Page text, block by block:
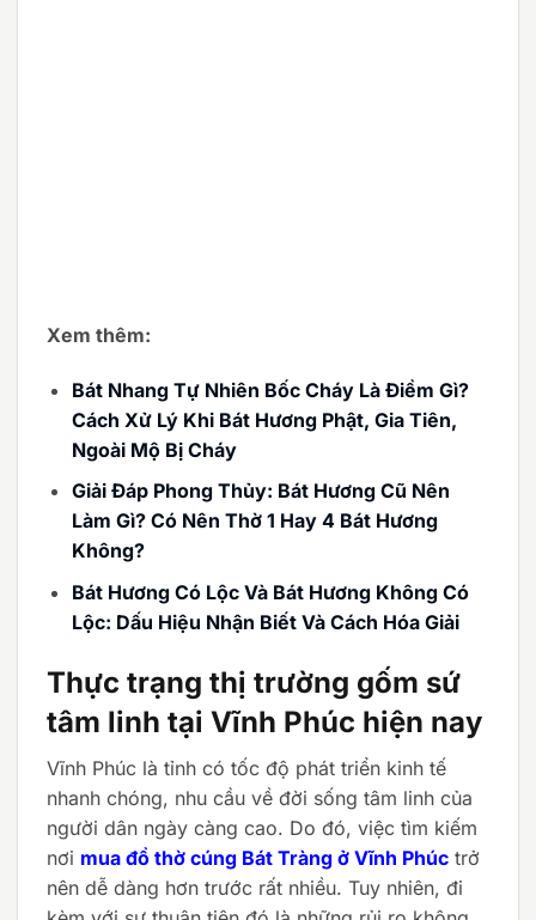
Xem thêm:
Bát Nhang Tự Nhiên Bốc Cháy Là Điềm Gì?
Cách Xử Lý Khi Bát Hương Phật, Gia Tiên,
Ngoài Mộ Bị Cháy
Giải Đáp Phong Thủy: Bát Hương Cũ Nên
Làm Gì? Có Nên Thờ 1 Hay 4 Bát Hương
Không?
Bát Hương Có Lộc Và Bát Hương Không Có
Lộc: Dấu Hiệu Nhận Biết Và Cách Hóa Giải
Thực trạng thị trường gốm sứ
tâm linh tại Vĩnh Phúc hiện nay
Vĩnh Phúc là tỉnh có tốc độ phát triển kinh tế
nhanh chóng, nhu cầu về đời sống tâm linh của
người dân ngày càng cao. Do đó, việc tìm kiếm
nơi mua đồ thờ cúng Bát Tràng ở Vĩnh Phúc trở
nên dễ dàng hơn trước rất nhiều. Tuy nhiên, đi